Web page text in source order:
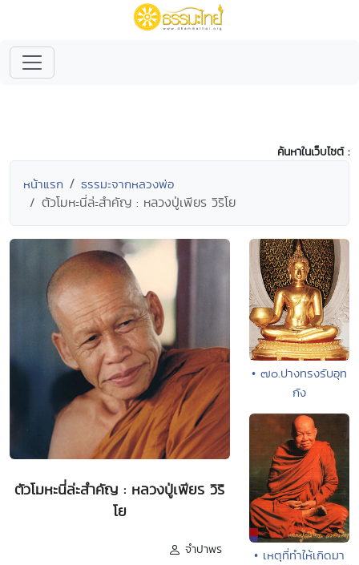
ค้นหาในเว็บไซต์ :
หน้าแรก ธรรมะจากหลวงพ่อ
ตัวโมหะนี่ล่ะสำคัญ : หลวงปู่เพียร วิริโย
ตัวโมหะนี่ล่ะสำคัญ : หลวงปู่เพียร วิริ
โย
จำปาพร
• ๗๐.ปางทรงรับอุท
กัง
• เหตุที่ทำให้เกิดมา